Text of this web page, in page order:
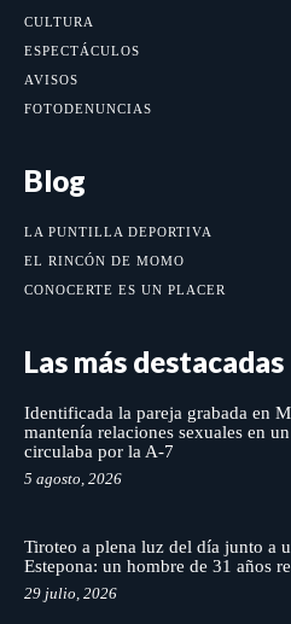
CULTURA
ESPECTÁCULOS
AVISOS
FOTODENUNCIAS
Blog
LA PUNTILLA DEPORTIVA
EL RINCÓN DE MOMO
CONOCERTE ES UN PLACER
Las más destacadas
Identificada la pareja grabada en
mantenía relaciones sexuales en
circulaba por la A-7
5 agosto, 2026
Tiroteo a plena luz del día junto a
Estepona: un hombre de 31 años
29 julio, 2026